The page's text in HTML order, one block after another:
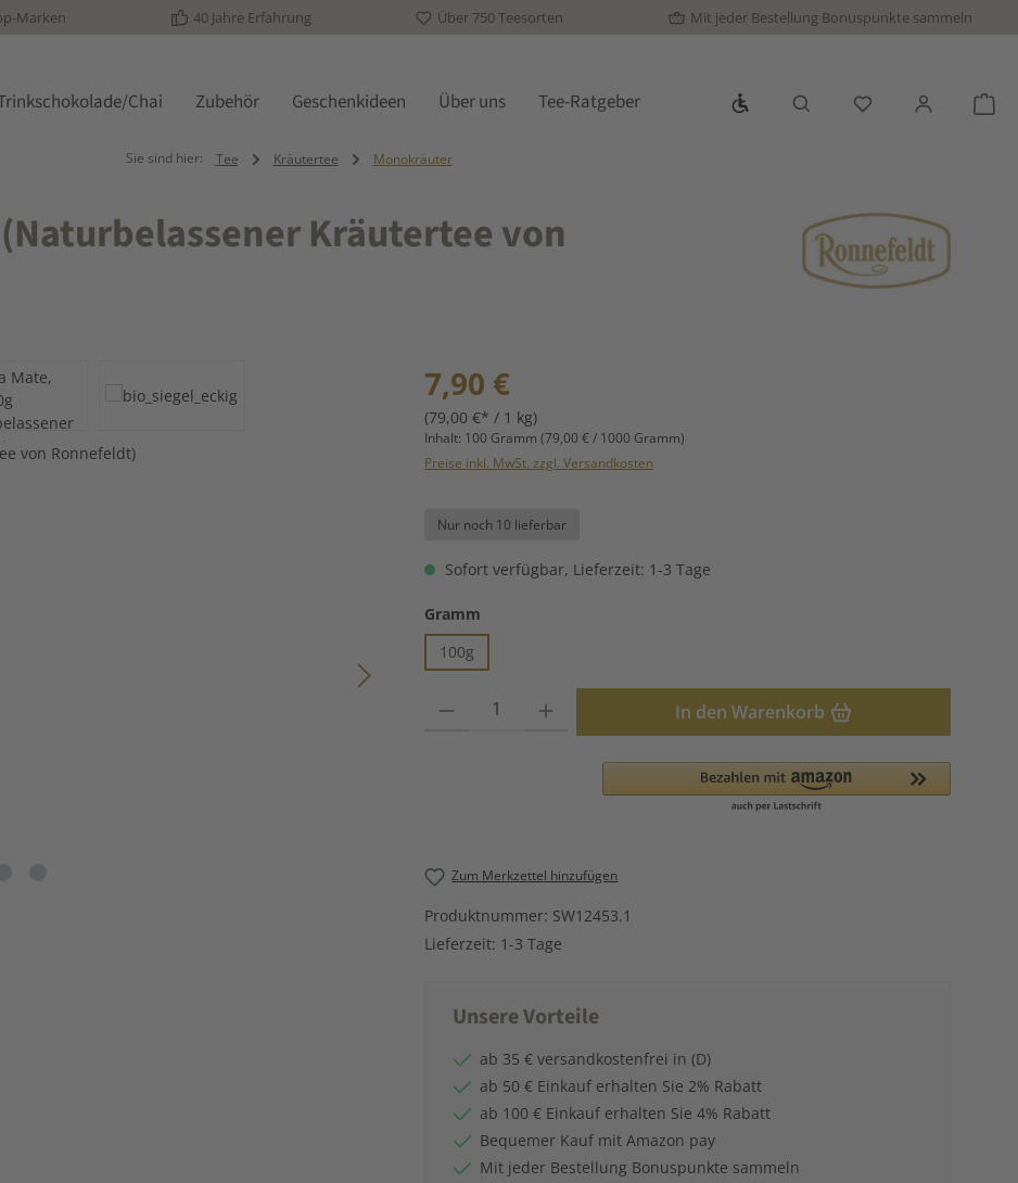
Marken 40 Jahre Erfahrung Über 750 Teesorten Mit jeder Bestellung Bonuspunkte sammeln
Chai Zubehör Geschenkideen Über uns Tee-Ratgeber Werkzeugleiste anzeigen
Du hast 0
Sie sind hier: Tee Kräutertee Monokräuter
Kräutertee von
Regulärer Preis:
7,90 €
(79,00 €* / 1 kg)
Inhalt: 100 Gramm (79,00 € / 1000 Gramm)
Preise inkl. MwSt. zzgl. Versandkosten
Nur noch 10 lieferbar
Sofort verfügbar, Lieferzeit: 1-3 Tage
Gramm
100g
Produkt Anzahl: Gib den gewünschten Wert ein oder benutze die Schaltflächen
In den Warenkorb
Zum Merkzettel hinzufügen
Produktnummer: SW12453.1
Lieferzeit: 1-3 Tage
Unsere Vorteile
ab 35 € versandkostenfrei in (D)
ab 50 € Einkauf erhalten Sie 2% Rabatt
ab 100 € Einkauf erhalten Sie 4% Rabatt
Bequemer Kauf mit Amazon pay
Mit jeder Bestellung Bonuspunkte sammeln